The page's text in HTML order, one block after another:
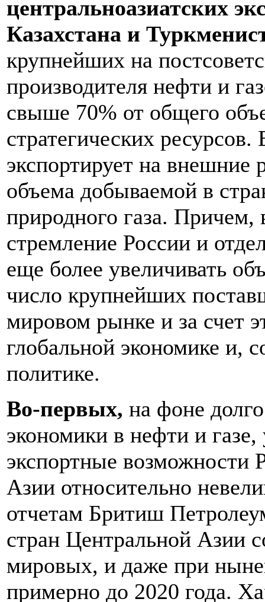
центральноазиатских
Казахстана и
крупнейших на
производителя нефти и
свыше 70% от общего
стратегических
экспортирует на
объема добываемой в
природного газа.
стремление России и
еще более увеличивать
число крупнейших
мировом рынке и за счет
глобальной экономике и,
политике.
Во-первых, на фоне
экономики в нефти и
экспортные возможности
Азии относительно
отчетам Бритиш
стран Центральной Азии
мировых, и даже при
примерно до 2020 года.